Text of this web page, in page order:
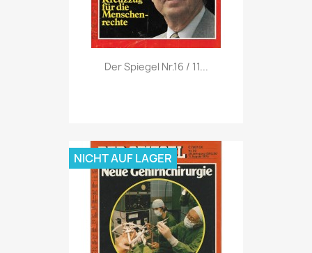
Vorschau
Der Spiegel Nr.16 / 11...
NICHT AUF LAGER